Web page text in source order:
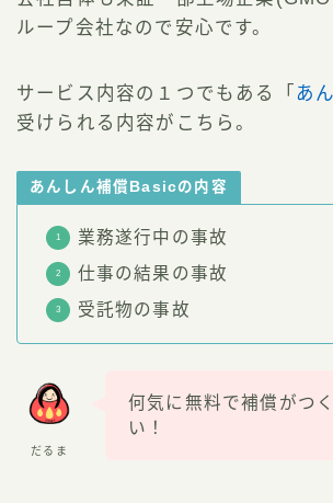
ループ会社なので安心です。
サービス内容の１つでもある「 あ
受けられる内容がこちら。
あんしん補償Basicの内容
業務遂行中の事故
仕事の結果の事故
受託物の事故
だるま
何気に無料で補償がつ
い！